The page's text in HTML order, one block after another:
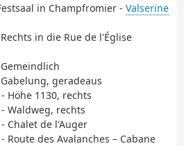
in Champfromier - Valserine
in die Rue de l'Église
geradeaus
Höhe 1130, rechts
Waldweg, rechts
Chalet de l'Auger
Route des Avalanches – Cabane